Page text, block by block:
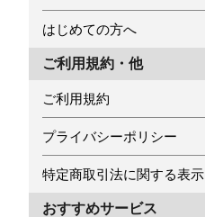
はじめての方へ
ご利用規約・他
ご利用規約
プライバシーポリシー
特定商取引法に関する表示
おすすめサービス